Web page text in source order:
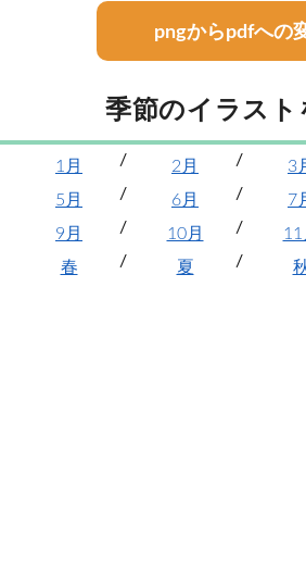
pngからpdfへの
季節のイラスト
1月 2月 3
5月
6月 7
9月
10月 11
春
夏